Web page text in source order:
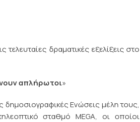
δραματικές εξελίξεις στο
απλήρωτοι»
Ενώσεις μέλη τους,
σταθμό MEGA, οι οποίοι